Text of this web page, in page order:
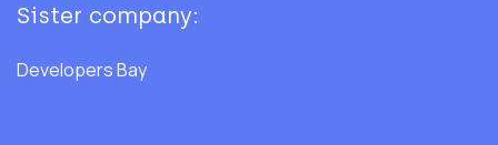
Sister company:
Developers Bay